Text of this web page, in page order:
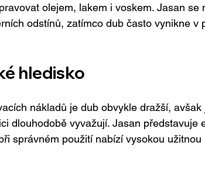
olejem, lakem i voskem. Jasan se
odstínů, zatímco dub často vynikne v
hledisko
nákladů je dub obvykle dražší,
dlouhodobě vyvažují. Jasan představuje
správném použití nabízí vysokou